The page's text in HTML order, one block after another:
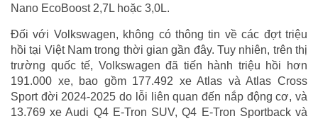
Nano EcoBoost 2,7L hoặc 3,0L.
Đối với Volkswagen, không có thông tin về các đợt triệu
hồi tại Việt Nam trong thời gian gần đây. Tuy nhiên, trên thị
trường quốc tế, Volkswagen đã tiến hành triệu hồi hơn
191.000 xe, bao gồm 177.492 xe Atlas và Atlas Cross
Sport đời 2024-2025 do lỗi liên quan đến nắp động cơ, và
13.769 xe Audi Q4 E-Tron SUV, Q4 E-Tron Sportback và